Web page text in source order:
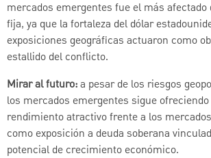
mercados emergentes fue el más afectado
fija, ya que la fortaleza del dólar
exposiciones geográficas actuaron como
estallido del conflicto.
Mirar al futuro:a pesar de los riesgos
los mercados emergentes sigue
rendimiento atractivo frente a los
como exposición a deuda soberana
potencial de crecimiento económico.